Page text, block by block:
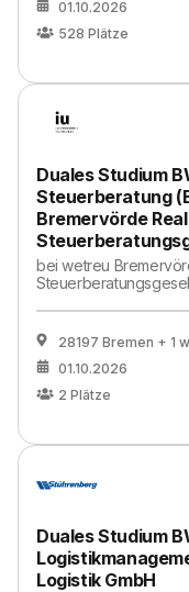
01.10.2026
528 Plätze
Duales Studium
Steuerberatung
Bremervörde
beiwetreu
28197 Bremen + 1
01.10.2026
2 Plätze
Duales Studium
Logistik GmbH